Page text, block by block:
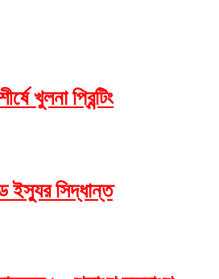
খুলনা প্রিন্টিং
ইস্যুর সিদ্ধান্ত